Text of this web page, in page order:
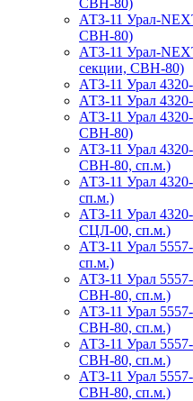
СВН-80)
АТЗ-11 Урал-
СВН-80)
АТЗ-11 Урал-
секции, СВН-80)
АТЗ-11 Урал
АТЗ-11 Урал
АТЗ-11 Урал
СВН-80)
АТЗ-11 Урал
СВН-80, сп.м.)
АТЗ-11 Урал
сп.м.)
АТЗ-11 Урал
СЦЛ-00, сп.м.)
АТЗ-11 Урал
сп.м.)
АТЗ-11 Урал
СВН-80, сп.м.)
АТЗ-11 Урал
СВН-80, сп.м.)
АТЗ-11 Урал
СВН-80, сп.м.)
АТЗ-11 Урал
СВН-80, сп.м.)